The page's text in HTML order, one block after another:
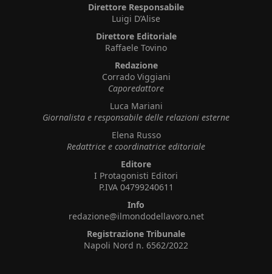
Direttore Responsabile
Luigi D’Alise
Direttore Editoriale
Raffaele Tovino
Redazione
Corrado Viggiani
Caporedattore
Luca Mariani
Giornalista e responsabile delle relazioni esterne
Elena Russo
Redattrice e coordinatrice editoriale
Editore
I Protagonisti Editori
P.IVA 04799240611
Info
redazione@ilmondodellavoro.net
Registrazione Tribunale
Napoli Nord n. 6562/2022